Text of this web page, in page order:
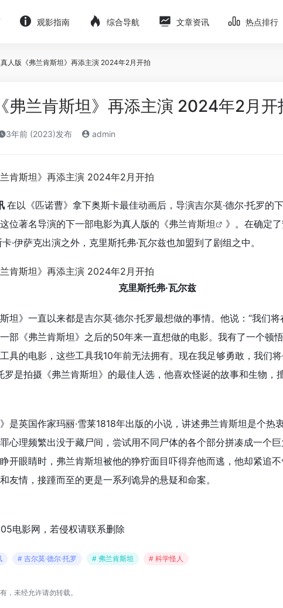
观影指南 综合导航 文章资讯 热点排行
真人版《弗兰肯斯坦》再添主演 2024年2月开拍
弗兰肯斯坦》再添主演 2024年2月开
3年前 (2023)发布 admin
在以《匹诺曹》拿下奥斯卡最佳动画后，导演吉尔莫·德尔·托罗的
位著名导演的下一部电影为真人版的《弗兰肯斯坦
》。在确定
·伊萨克出演之外，克里斯托弗·瓦尔兹也加盟到了剧组之中。
克里斯托弗·瓦尔兹
坦》一直以来都是吉尔莫·德尔·托罗最想做的事情。他说：“我们将
部《弗兰肯斯坦》之后的50年来一直想做的电影。我有了一个顿
具的电影，这些工具我10年前无法拥有。现在我足够勇敢，我们将
罗是拍摄《弗兰肯斯坦》的最佳人选，他喜欢怪诞的故事和生物，
》是英国作家玛丽·雪莱1818年出版的小说，讲述弗兰肯斯坦是个热
心理频繁出没于藏尸间，尝试用不同尸体的各个部分拼凑成一个
开眼睛时，弗兰肯斯坦被他的狰狞面目吓得弃他而逃，他却紧追
友情，接踵而至的更是一系列诡异的悬疑和命案。
电影网，若侵权请联系删除
# 吉尔莫·德尔·托罗 # 弗兰肯斯坦 # 科学怪人
，未经允许请勿转载。